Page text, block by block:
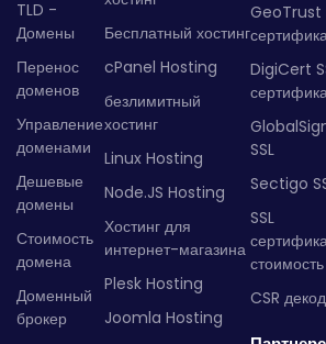
TLD -
Домены
Перенос
доменов
Управление
доменами
Дешевые
домены
Стоимость
домена
Доменный
брокер
Бесплатный хостинг
cPanel Hosting
безлимитный
хостинг
Linux Hosting
Node.JS Hosting
Хостинг для
интернет-магазина
Plesk Hosting
Joomla Hosting
GeoTrust
DigiCert
SSL
Sectigo
SSL
стоимость
CSR